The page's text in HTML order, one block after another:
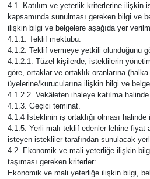
4.1. Katılım ve yeterlik kriterlerine ilişkin
kapsamında sunulması gereken bilgi ve
ilişkin bilgi ve belgelere aşağıda yer
4.1.1. Teklif mektubu.
4.1.2. Teklif vermeye yetkili olunduğunu
4.1.2.1. Tüzel kişilerde; isteklilerin
göre, ortaklar ve ortaklık oranlarına
üyelerine/kurucularına ilişkin bilgi ve
4.1.2.2. Vekâleten ihaleye katılma
4.1.3. Geçici teminat.
4.1.4 İsteklinin iş ortaklığı olması halinde
4.1.5. Yerli malı teklif edenler lehine fiyat
isteyen istekliler tarafından sunulacak
4.2. Ekonomik ve mali yeterliğe ilişkin
taşıması gereken kriterler:
Ekonomik ve mali yeterliğe ilişkin bilgi,
Sürmanşet
Teknoloji
Yaşam